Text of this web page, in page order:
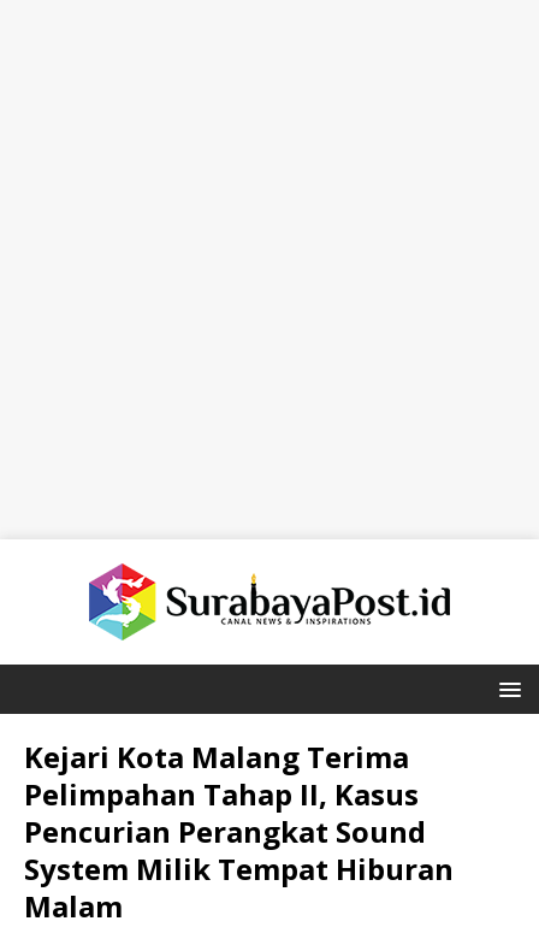
Kejari Kota Malang Terima
Pelimpahan Tahap II, Kasus
Pencurian Perangkat Sound
System Milik Tempat Hiburan
Malam